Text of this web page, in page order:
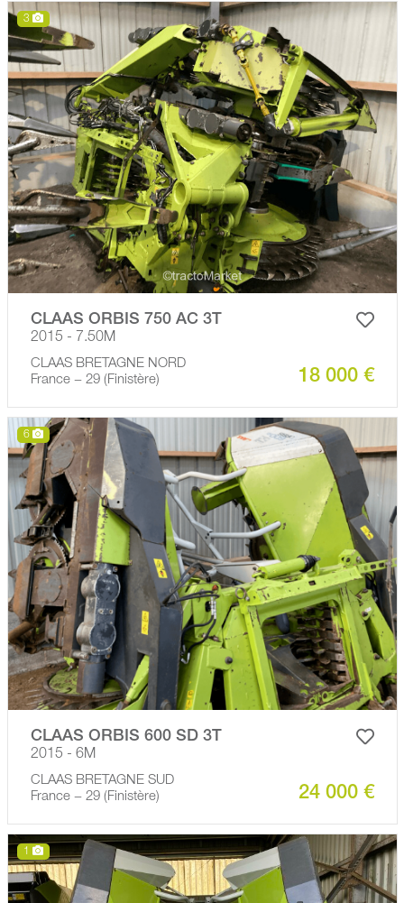
3
CLAAS ORBIS 750 AC 3T
2015 - 7.50M
CLAAS BRETAGNE NORD
France − 29 (Finistère)
18 000 €
6
CLAAS ORBIS 600 SD 3T
2015 - 6M
CLAAS BRETAGNE SUD
France − 29 (Finistère)
24 000 €
1